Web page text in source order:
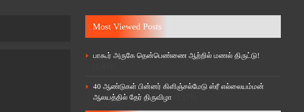
Most Viewed Posts
பாகூர் அருகே தென்பெண்ணை ஆற்றில் மணல் திருட்டு!
40 ஆண்டுகள் பின்னர் கிளிஞ்சல்மேடு ஸ்ரீ எல்லையம்மன்
ஆலயத்தில் தேர் திருவிழா